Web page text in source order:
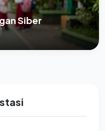
Siber